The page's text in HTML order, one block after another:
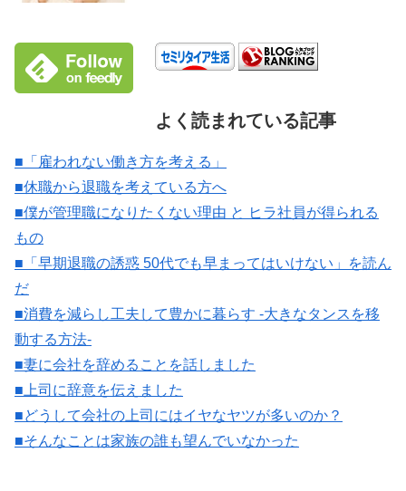
よく読まれている記事
■「雇われない働き方を考える」
■休職から退職を考えている方へ
■僕が管理職になりたくない理由 と ヒラ社員が得られる
もの
■「早期退職の誘惑 50代でも早まってはいけない」を読ん
だ
■消費を減らし工夫して豊かに暮らす -大きなタンスを移
動する方法-
■妻に会社を辞めることを話しました
■上司に辞意を伝えました
■どうして会社の上司にはイヤなヤツが多いのか？
■そんなことは家族の誰も望んでいなかった